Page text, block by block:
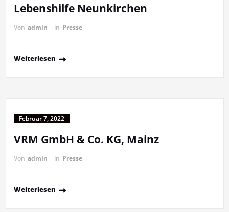
Lebenshilfe Neunkirchen
Von admin in Presse
Weiterlesen
Februar 7, 2022
VRM GmbH & Co. KG, Mainz
Von admin in Presse
Weiterlesen